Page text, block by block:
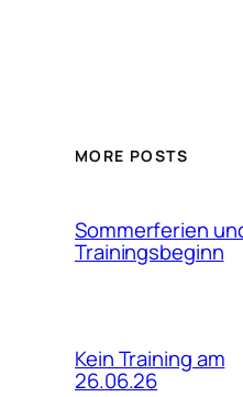
MORE POSTS
Sommerferien
Trainingsbeginn
Kein Training am
26.06.26